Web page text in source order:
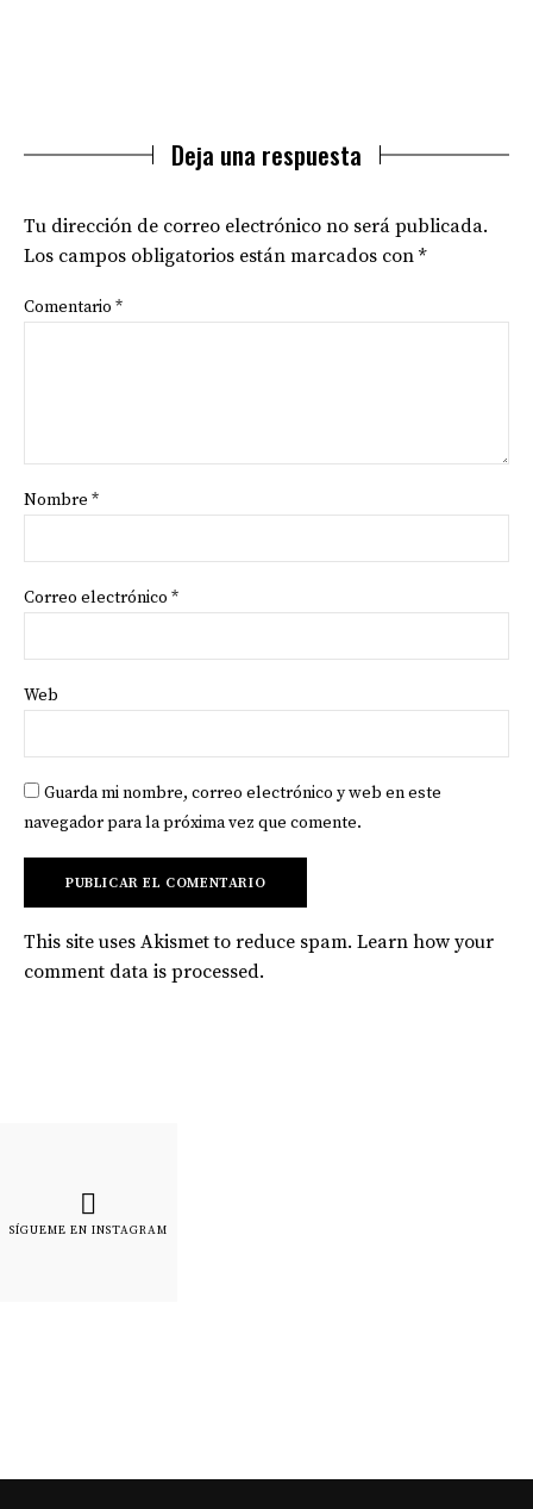
Deja una respuesta
Tu dirección de correo electrónico no será publicada.
Los campos obligatorios están marcados con *
Comentario *
Nombre *
Correo electrónico *
Web
Guarda mi nombre, correo electrónico y web en este
navegador para la próxima vez que comente.
This site uses Akismet to reduce spam. Learn how your
comment data is processed.
SÍGUEME EN INSTAGRAM